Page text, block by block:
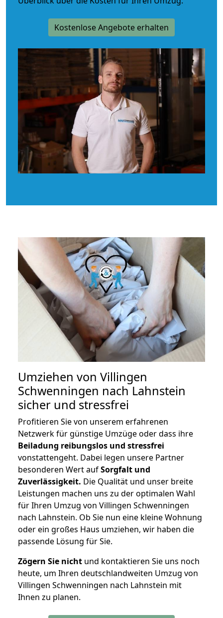
Kostenlose Angebote erhalten
Umziehen von Villingen
Schwenningen nach Lahnstein
sicher und stressfrei
Profitieren Sie von unserem erfahrenen
Netzwerk für günstige Umzüge oder dass ihre
Beiladung reibungslos und stressfrei
vonstattengeht. Dabei legen unsere Partner
besonderen Wert aufSorgfalt und
Zuverlässigkeit. Die Qualität und unser breite
Leistungen machen uns zu der optimalen Wahl
für Ihren Umzug von Villingen Schwenningen
nach Lahnstein. Ob Sie nun eine kleine Wohnung
oder ein großes Haus umziehen, wir haben die
passende Lösung für Sie.
Zögern Sie nicht und kontaktieren Sie uns noch
heute, um Ihren deutschlandweiten Umzug von
Villingen Schwenningen nach Lahnstein mit
Ihnen zu planen.